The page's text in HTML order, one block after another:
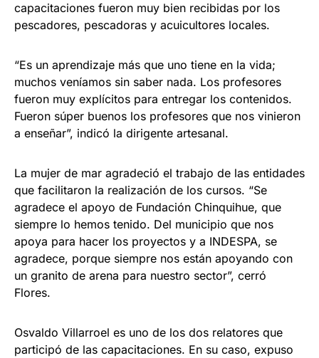
capacitaciones fueron muy bien recibidas por los
pescadores, pescadoras y acuicultores locales.
“Es un aprendizaje más que uno tiene en la vida;
muchos veníamos sin saber nada. Los profesores
fueron muy explícitos para entregar los contenidos.
Fueron súper buenos los profesores que nos vinieron
a enseñar”, indicó la dirigente artesanal.
La mujer de mar agradeció el trabajo de las entidades
que facilitaron la realización de los cursos. “Se
agradece el apoyo de Fundación Chinquihue, que
siempre lo hemos tenido. Del municipio que nos
apoya para hacer los proyectos y a INDESPA, se
agradece, porque siempre nos están apoyando con
un granito de arena para nuestro sector”, cerró
Flores.
Osvaldo Villarroel es uno de los dos relatores que
participó de las capacitaciones. En su caso, expuso